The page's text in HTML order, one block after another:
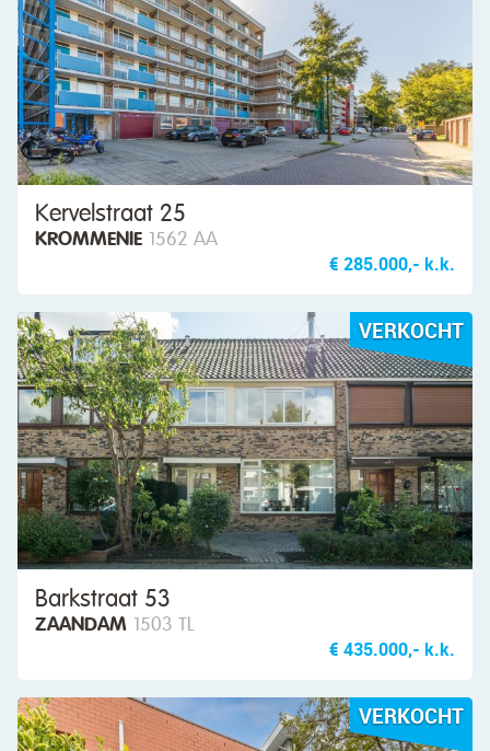
Kervelstraat 25
KROMMENIE 1562 AA
€ 285.000,- k.k.
VERKOCHT
Barkstraat 53
ZAANDAM 1503 TL
€ 435.000,- k.k.
VERKOCHT